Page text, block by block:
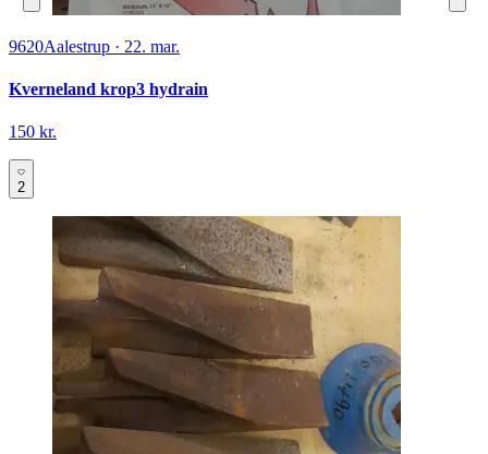
9620Aalestrup · 22. mar.
Kverneland krop3 hydrain
150 kr.
2